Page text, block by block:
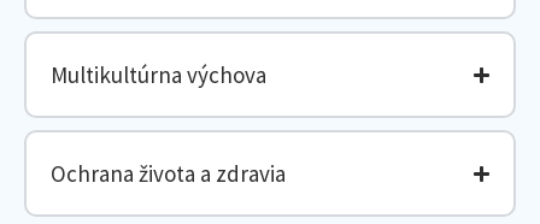
Multikultúrna výchova
Ochrana života a zdravia